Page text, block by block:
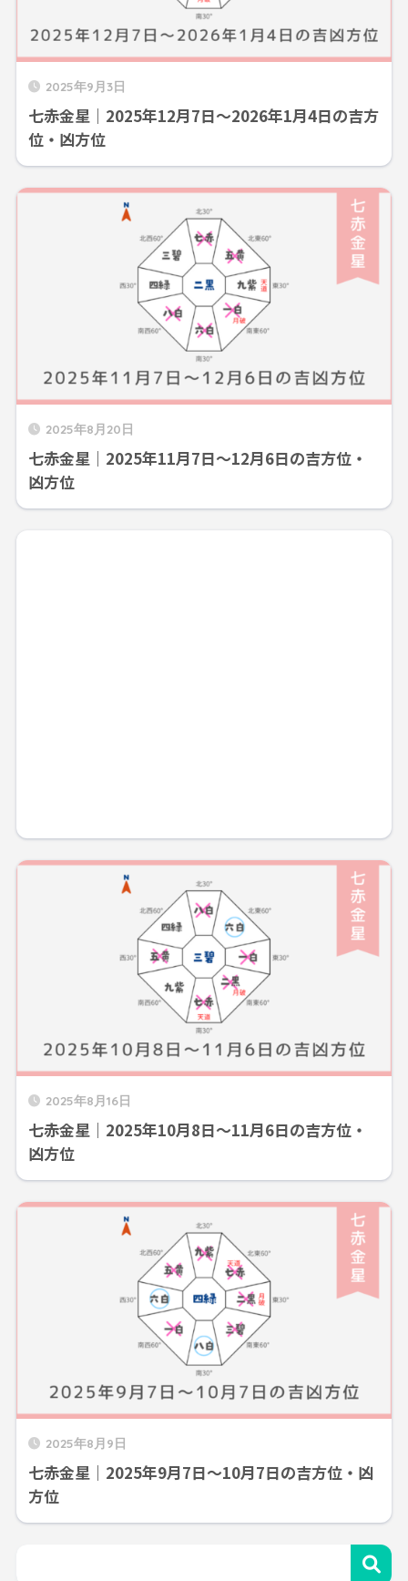
2025年9月3日
七赤金星｜2025年12月7日～2026年1月4日の吉方
位・凶方位
2025年8月20日
七赤金星｜2025年11月7日～12月6日の吉方位・
凶方位
2025年8月16日
七赤金星｜2025年10月8日～11月6日の吉方位・
凶方位
2025年8月9日
七赤金星｜2025年9月7日～10月7日の吉方位・凶
方位